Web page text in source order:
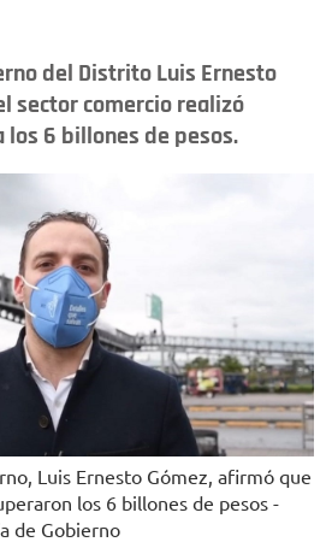
del Distrito Luis Ernesto
sector comercio realizó
6 billones de pesos.
Luis Ernesto Gómez, afirmó que
los 6 billones de pesos -
de Gobierno